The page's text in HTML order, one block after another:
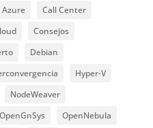
Azure
Call Center
Consejos
Debian
Hyper-V
NodeWeaver
OpenGnSys
OpenNebula